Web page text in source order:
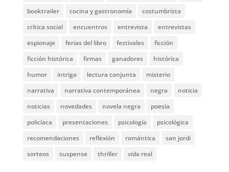
booktrailer
cocina y gastronomía
costumbrista
crítica social
encuentros entrevista
entrevistas
espionaje
ferias del libro festivales
ficción
ficción histórica
firmas ganadores
histórica
humor
intriga lectura conjunta
misterio
narrativa
narrativa contemporánea negra
noticia
noticias
novedades novela negra
poesía
policíaca
presentaciones psicología
psicológica
recomendaciones
reflexión romántica
san jordi
sorteos
suspense thriller vida real